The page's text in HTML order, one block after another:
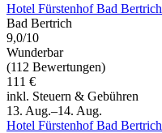
Hotel Fürstenhof Bad Bertrich
Bad Bertrich
9,0/10
Wunderbar
(112 Bewertungen)
111 €
inkl. Steuern & Gebühren
13. Aug.–14. Aug.
Hotel Fürstenhof Bad Bertrich